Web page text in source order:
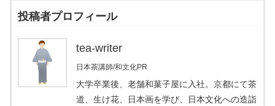
投稿者プロフィール
tea-writer
日本茶講師/和文化PR
大学卒業後、老舗和菓子屋に入社。京都にて茶
道、生け花、日本画を学び、日本文化への造詣